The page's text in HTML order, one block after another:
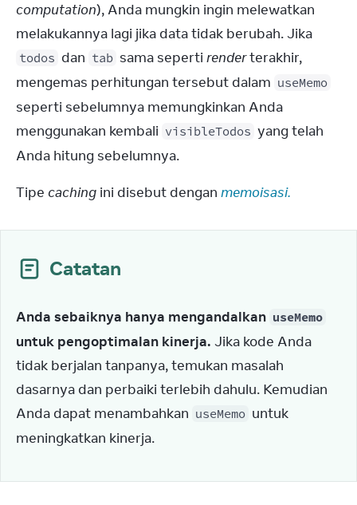
computation), Anda mungkin ingin melewatkan
todos dan tab sama seperti render terakhir,
mengemas perhitungan tersebut dalam useMemo
seperti sebelumnya memungkinkan Anda
menggunakan kembali visibleTodos yang telah
Anda hitung sebelumnya.
Tipe caching ini disebut dengan memoisasi.
Catatan
Anda sebaiknya hanya mengandalkan useMemo
untuk pengoptimalan kinerja. Jika kode Anda
tidak berjalan tanpanya, temukan masalah
dasarnya dan perbaiki terlebih dahulu. Kemudian
Anda dapat menambahkan useMemo untuk
meningkatkan kinerja.